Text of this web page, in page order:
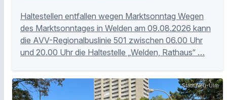
Haltestellen entfallen wegen Marktsonntag Wegen
des Marktsonntages in Welden am 09.08.2026 kann
die AVV-Regionalbuslinie 501 zwischen 06.00 Uhr
und 20.00 Uhr die Haltestelle „Welden, Rathaus“ …
Stadt Neu-Ulm